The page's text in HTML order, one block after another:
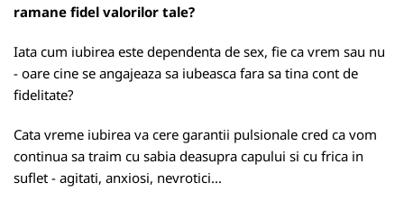
ramane fidel valorilor tale?
Iata cum iubirea este dependenta de sex, fie ca vrem sau nu
- oare cine se angajeaza sa iubeasca fara sa tina cont de
fidelitate?
Cata vreme iubirea va cere garantii pulsionale cred ca vom
continua sa traim cu sabia deasupra capului si cu frica in
suflet - agitati, anxiosi, nevrotici...